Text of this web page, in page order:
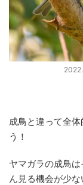
成鳥と違って全
う！
ヤマガラの成鳥
ん見る機会が少な